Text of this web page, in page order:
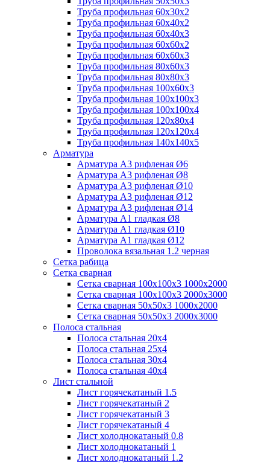
Труба профильная 60х30х2
Труба профильная 60х40х2
Труба профильная 60х40х3
Труба профильная 60х60х2
Труба профильная 60х60х3
Труба профильная 80х60х3
Труба профильная 80х80х3
Труба профильная 100х60х3
Труба профильная 100х100х3
Труба профильная 100х100х4
Труба профильная 120х80х4
Труба профильная 120х120х4
Труба профильная 140х140х5
Арматура
Арматура А3 рифленая Ø6
Арматура А3 рифленая Ø8
Арматура А3 рифленая Ø10
Арматура А3 рифленая Ø12
Арматура А3 рифленая Ø14
Арматура А1 гладкая Ø8
Арматура А1 гладкая Ø10
Арматура А1 гладкая Ø12
Проволока вязальная 1.2 черная
Cетка рабица
Сетка сварная
Сетка сварная 100х100х3 1000х2000
Сетка сварная 100х100х3 2000х3000
Сетка сварная 50х50х3 1000х2000
Сетка сварная 50х50х3 2000х3000
Полоса стальная
Полоса стальная 20х4
Полоса стальная 25х4
Полоса стальная 30х4
Полоса стальная 40х4
Лист стальной
Лист горячекатаный 1.5
Лист горячекатаный 2
Лист горячекатаный 3
Лист горячекатаный 4
Лист холоднокатаный 0.8
Лист холоднокатаный 1
Лист холоднокатаный 1.2